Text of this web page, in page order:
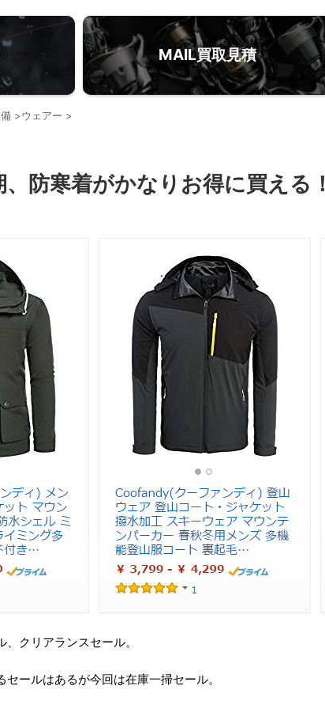
MAIL買取見積
>ウェアー >
防寒着がかなりお得に買える！
クリアランスセール。
ールはあるが今回は在庫一掃セール。